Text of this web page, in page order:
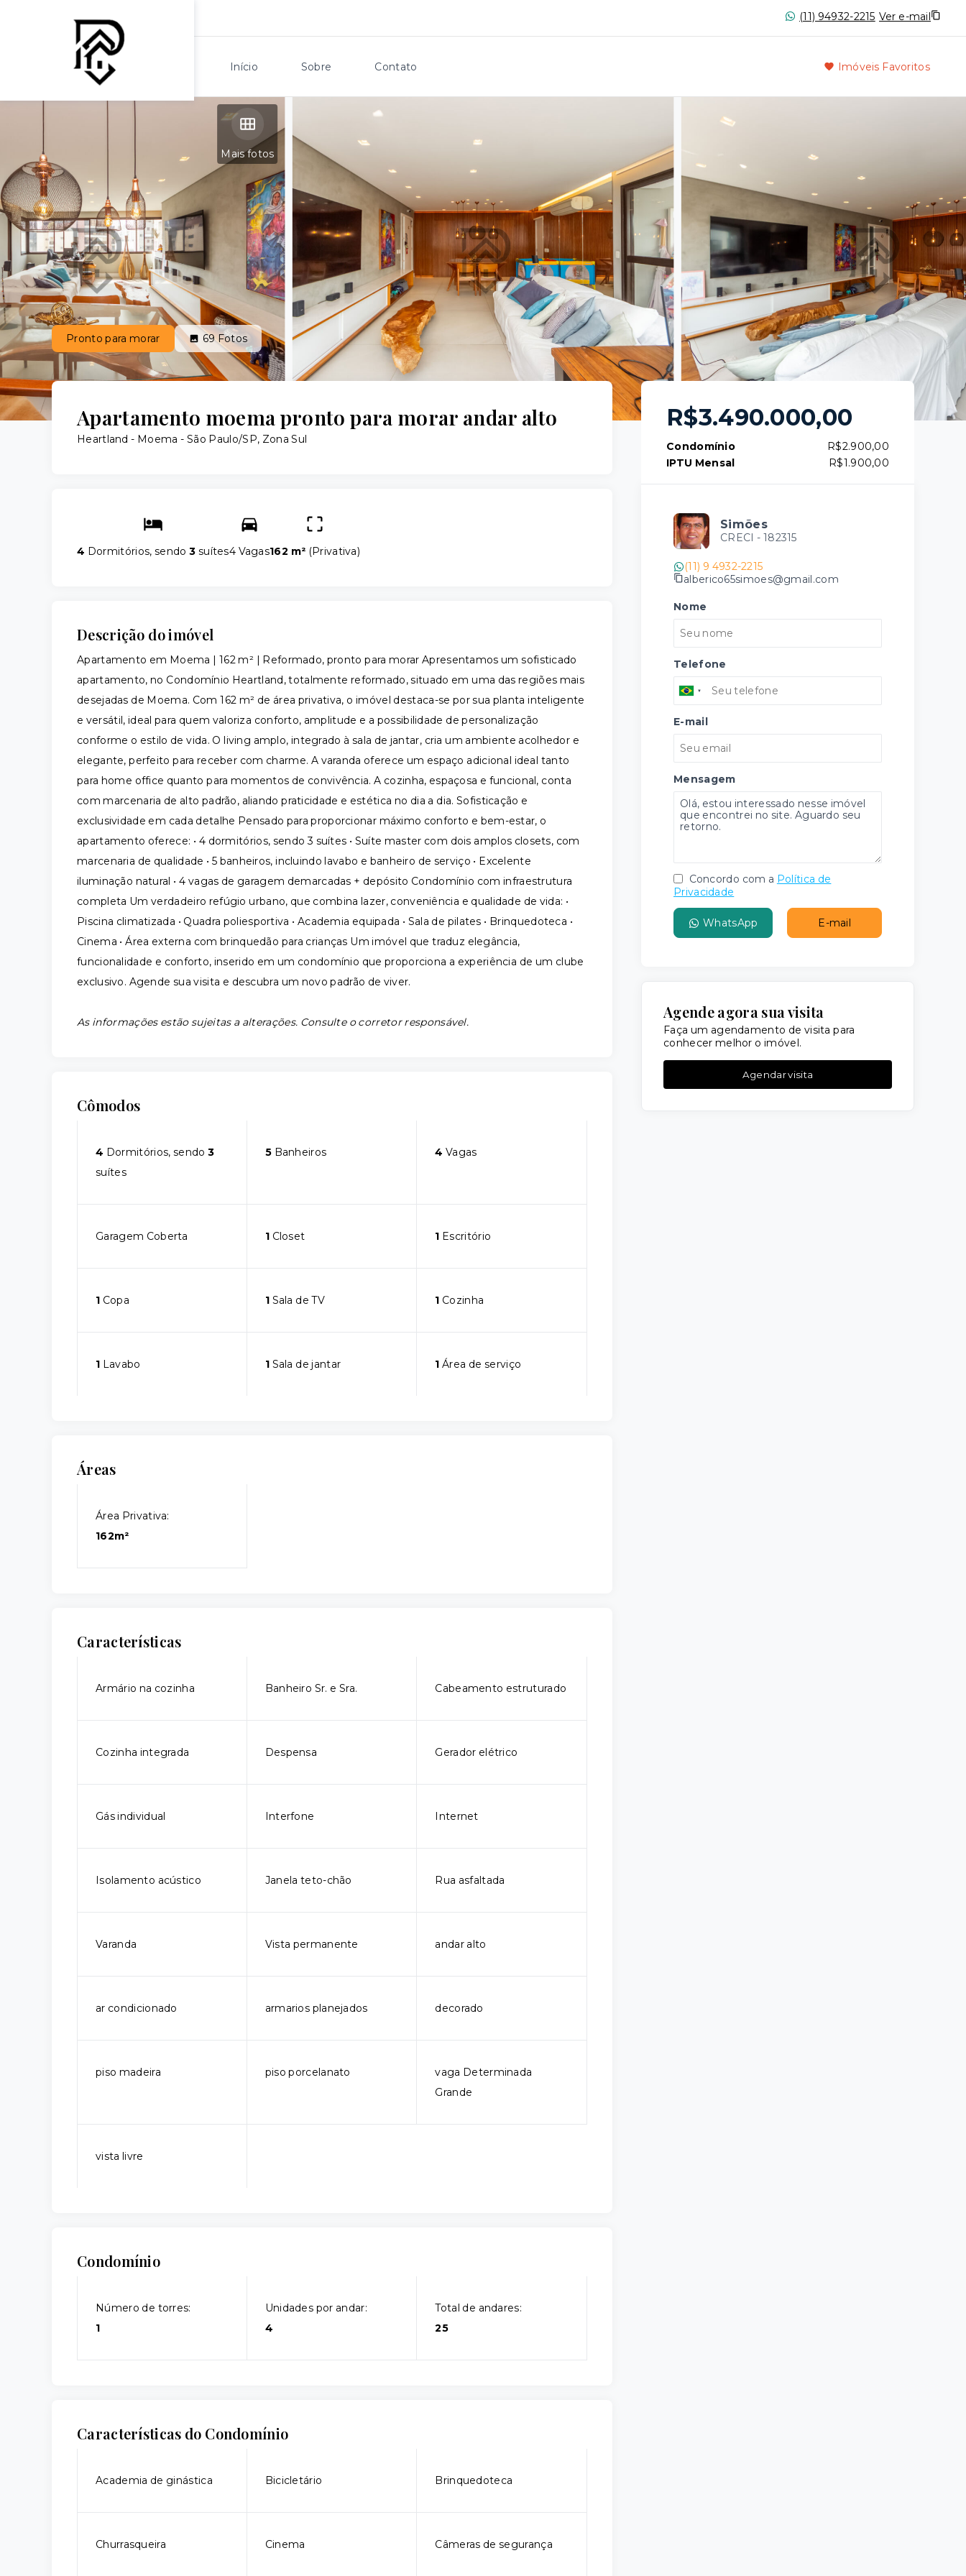
(11) 94932-2215 Ver e-mail
Início Sobre Contato Imóveis Favoritos
Mais fotos
Pronto para morar 69Fotos
Apartamento moema pronto para morar andar alto
Heartland - Moema - São Paulo/SP, Zona Sul
4 Dormitórios, sendo3 suítes4 Vagas162 m² (Privativa)
Descrição do imóvel
Apartamento em Moema | 162 m² | Reformado, pronto para morar Apresentamos um sofisticado
apartamento, no Condomínio Heartland, totalmente reformado, situado em uma das regiões mais
desejadas de Moema. Com 162 m² de área privativa, o imóvel destaca-se por sua planta inteligente
e versátil, ideal para quem valoriza conforto, amplitude e a possibilidade de personalização
conforme o estilo de vida. O living amplo, integrado à sala de jantar, cria um ambiente acolhedor e
elegante, perfeito para receber com charme. A varanda oferece um espaço adicional ideal tanto
para home office quanto para momentos de convivência. A cozinha, espaçosa e funcional, conta
com marcenaria de alto padrão, aliando praticidade e estética no dia a dia. Sofisticação e
exclusividade em cada detalhe Pensado para proporcionar máximo conforto e bem-estar, o
apartamento oferece: • 4 dormitórios, sendo 3 suítes • Suíte master com dois amplos closets, com
marcenaria de qualidade • 5 banheiros, incluindo lavabo e banheiro de serviço • Excelente
iluminação natural • 4 vagas de garagem demarcadas + depósito Condomínio com infraestrutura
completa Um verdadeiro refúgio urbano, que combina lazer, conveniência e qualidade de vida: •
Piscina climatizada • Quadra poliesportiva • Academia equipada • Sala de pilates • Brinquedoteca •
Cinema • Área externa com brinquedão para crianças Um imóvel que traduz elegância,
funcionalidade e conforto, inserido em um condomínio que proporciona a experiência de um clube
exclusivo. Agende sua visita e descubra um novo padrão de viver.
As informações estão sujeitas a alterações. Consulte o corretor responsável.
Cômodos
4 Dormitórios, sendo3
suítes
5Banheiros 4 Vagas
Garagem Coberta 1Closet 1 Escritório
1 Copa 1Sala de TV 1 Cozinha
1 Lavabo 1Sala de jantar 1 Área de serviço
Áreas
Área Privativa:
162m²
Características
Armário na cozinha Banheiro Sr. e Sra. Cabeamento estruturado
Cozinha integrada Despensa Gerador elétrico
Gás individual Interfone Internet
Isolamento acústico Janela teto-chão Rua asfaltada
Varanda Vista permanente andar alto
ar condicionado armarios planejados decorado
piso madeira piso porcelanato
vaga Determinada
Grande
vista livre
Condomínio
Número de torres:
1
Unidades por andar:
4
Total de andares:
25
Características do Condomínio
Academia de ginástica Bicicletário Brinquedoteca
Churrasqueira Cinema Câmeras de segurança
R$3.490.000,00
Condomínio
R$2.900,00
IPTU Mensal
R$1.900,00
Simões
CRECI - 182315
(11) 9 4932-2215
alberico65simoes@gmail.com
Nome
Telefone
E-mail
Mensagem
Concordo com a Política de
Privacidade
WhatsApp E-mail
Agende agora sua visita
Faça um agendamento de visita para
conhecer melhor o imóvel.
Agendar visita